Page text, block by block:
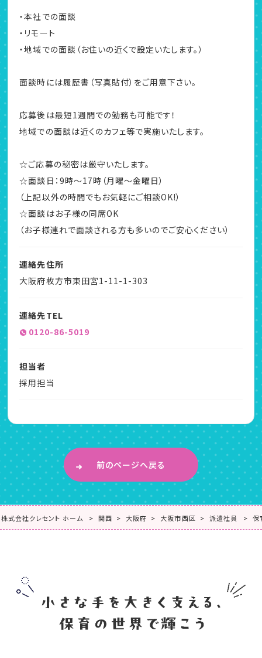
・本社での面談
・リモート
・地域での面談（お住いの近くで設定いたします。）
面談時には履歴書（写真貼付）をご用意下さい。
応募後は最短1週間での勤務も可能です！
地域での面談は近くのカフェ等で実施いたします。
☆ご応募の秘密は厳守いたします。
☆面談日：9時～17時（月曜～金曜日）
（上記以外の時間でもお気軽にご相談OK!）
☆面談はお子様の同席OK
（お子様連れで面談される方も多いのでご安心ください）
連絡先住所
大阪府枚方市東田宮1-11-1-303
連絡先TEL
0120-86-5019
担当者
採用担当
前のページへ戻る
株式会社クレセント ホーム 関西 大阪府 大阪市西区 派遣社員 保